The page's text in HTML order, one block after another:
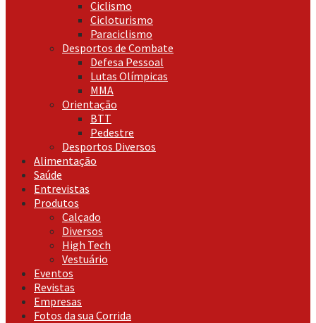
Ciclismo
Cicloturismo
Paraciclismo
Desportos de Combate
Defesa Pessoal
Lutas Olímpicas
MMA
Orientação
BTT
Pedestre
Desportos Diversos
Alimentação
Saúde
Entrevistas
Produtos
Calçado
Diversos
High Tech
Vestuário
Eventos
Revistas
Empresas
Fotos da sua Corrida